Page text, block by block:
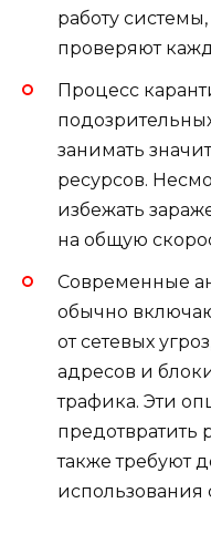
работу
проверяют
Процесс
занимать
ресурсов.
избежать
на общую
Современные
обычно
от сетевых
адресов и
трафика. Эти
предотвратить
также требуют
использования